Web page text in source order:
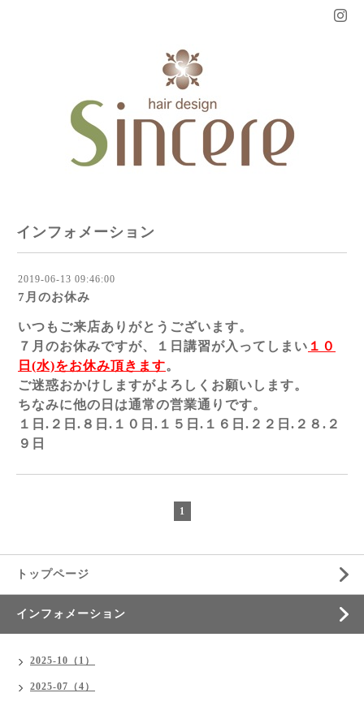
インフォメーション
2019-06-13 09:46:00
7月のお休み
いつもご来店ありがとうございます。
７月のお休みですが、１日講習が入ってしまい １０
日(水)をお休み頂きます。
ご迷惑おかけしますがよろしくお願いします。
ちなみに他の日は通常の営業通りです。
１日.２日.８日.１０日.１５日.１６日.２２日.２８.２
９日
1
トップページ
インフォメーション
2025-10（1）
2025-07（4）